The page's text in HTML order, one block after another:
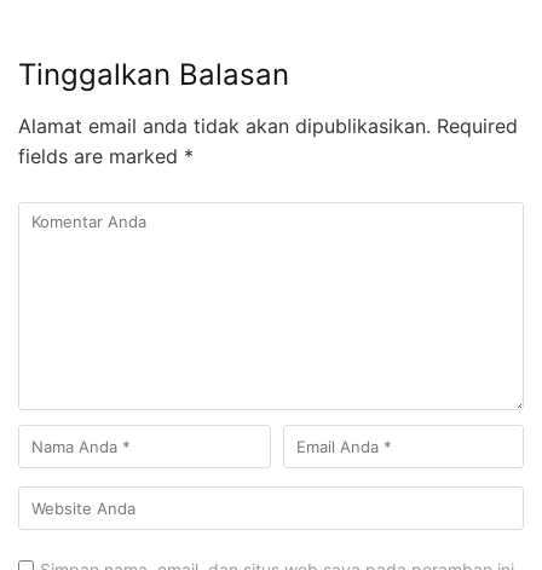
Tinggalkan Balasan
Alamat email anda tidak akan dipublikasikan. Required
fields are marked *